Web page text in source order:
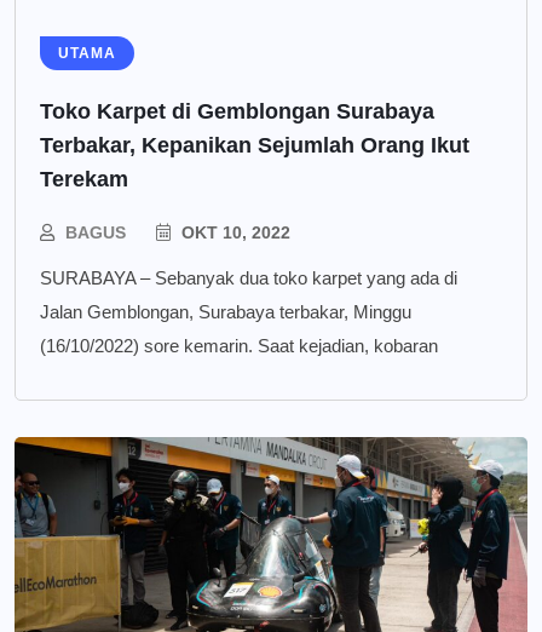
UTAMA
Toko Karpet di Gemblongan Surabaya
Terbakar, Kepanikan Sejumlah Orang Ikut
Terekam
BAGUS OKT 10, 2022
SURABAYA – Sebanyak dua toko karpet yang ada di
Jalan Gemblongan, Surabaya terbakar, Minggu
(16/10/2022) sore kemarin. Saat kejadian, kobaran